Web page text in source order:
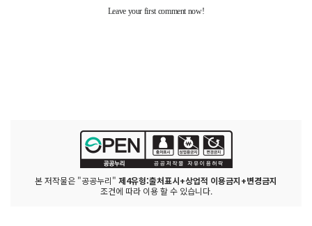
본 저작물은 "공공누리" 제4유형:출처표시+상업적 이용금지+변경금지
조건에 따라 이용 할 수 있습니다.